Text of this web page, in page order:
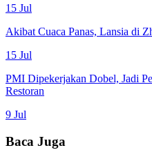
15 Jul
Akibat Cuaca Panas, Lansia di
15 Jul
PMI Dipekerjakan Dobel, Jadi
Restoran
9 Jul
Baca Juga